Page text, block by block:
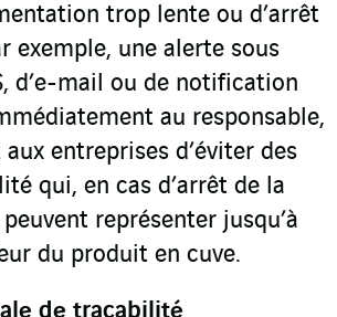
trop lente ou d’arrêt
exemple, une alerte sous
d’e-mail ou de notification
au responsable,
entreprises d’éviter des
qui, en cas d’arrêt de la
représenter jusqu’à
du produit en cuve.